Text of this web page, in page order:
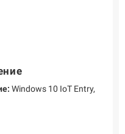
Windows 10 IoT Entry,